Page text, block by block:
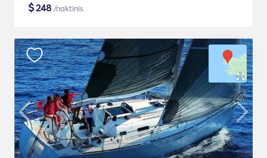
$248 /naktinis